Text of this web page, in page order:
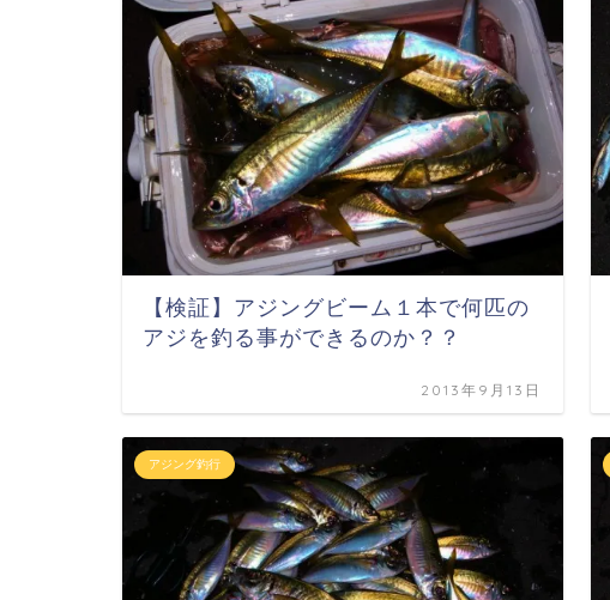
【検証】アジングビーム１本で何匹の
アジを釣る事ができるのか？？
2013年9月13日
アジング釣行